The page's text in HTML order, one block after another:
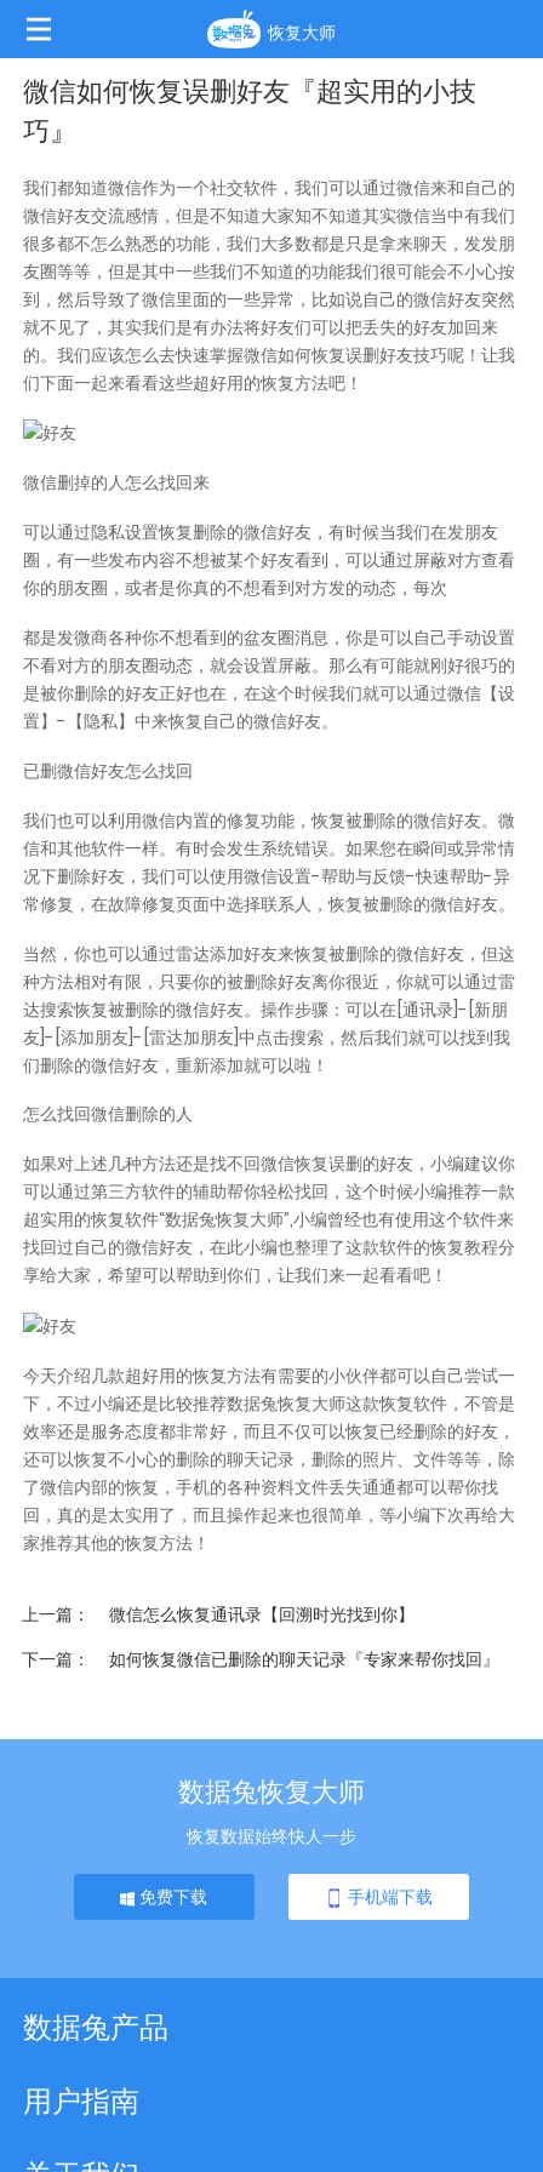
恢复大师
微信如何恢复误删好友『超实用的小技
巧』
我们都知道微信作为一个社交软件，我们可以通过微信来和自己的
微信好友交流感情，但是不知道大家知不知道其实微信当中有我们
很多都不怎么熟悉的功能，我们大多数都是只是拿来聊天，发发朋
友圈等等，但是其中一些我们不知道的功能我们很可能会不小心按
到，然后导致了微信里面的一些异常，比如说自己的微信好友突然
就不见了，其实我们是有办法将好友们可以把丢失的好友加回来
的。我们应该怎么去快速掌握微信如何恢复误删好友技巧呢！让我
们下面一起来看看这些超好用的恢复方法吧！
微信删掉的人怎么找回来
可以通过隐私设置恢复删除的微信好友 ，有时候当我们在发朋友
圈，有一些发布内容不想被某个好友看到，可以通过屏蔽对方查看
你的朋友圈，或者是你真的不想看到对方发的动态，每次
都是发微商各种你不想看到的盆友圈消息，你是可以自己手动设置
不看对方的朋友圈动态，就会设置屏蔽。那么有可能就刚好很巧的
是被你删除的好友正好也在，在这个时候我们就可以通过微信【设
置】-【隐私】中来恢复自己的微信好友。
已删微信好友怎么找回
我们也可以利用微信内置的修复功能，恢复被删除的微信好友。微
信和其他软件一样。有时会发生系统错误。如果您在瞬间或异常情
况下删除好友，我们可以使用微信设置-帮助与反馈-快速帮助-异
常修复，在故障修复页面中选择联系人，恢复被删除的微信好友。
当然，你也可以通过雷达添加好友来恢复被删除的微信好友，但这
种方法相对有限，只要你的被删除好友离你很近，你就可以通过雷
达搜索恢复被删除的微信好友。操作步骤：可以在[通讯录]-[新朋
友]-[添加朋友]-[雷达加朋友]中点击搜索，然后我们就可以找到我
们删除的微信好友，重新添加就可以啦！
怎么找回微信删除的人
如果对上述几种方法还是找不回微信恢复误删的好友 ，小编建议你
可以通过第三方软件的辅助帮你轻松找回，这个时候小编推荐一款
超实用的恢复软件“数据兔恢复大师”,小编曾经也有使用这个软件来
找回过自己的微信好友，在此小编也整理了这款软件的恢复教程分
享给大家，希望可以帮助到你们，让我们来一起看看吧！
今天介绍几款超好用的恢复方法有需要的小伙伴都可以自己尝试一
下，不过小编还是比较推荐数据兔恢复大师这款恢复软件，不管是
效率还是服务态度都非常好，而且不仅可以恢复已经删除的好友 ，
还可以恢复不小心的删除的聊天记录，删除的照片、文件等等，除
了微信内部的恢复，手机的各种资料文件丢失通通都可以帮你找
回，真的是太实用了，而且操作起来也很简单，等小编下次再给大
家推荐其他的恢复方法！
上一篇
微信怎么恢复通讯录【回溯时光找到你】
下一篇
如何恢复微信已删除的聊天记录『专家来帮你找回』
数据兔恢复大师
恢复数据始终快人一步
免费下载 手机端下载
数据兔产品
用户指南